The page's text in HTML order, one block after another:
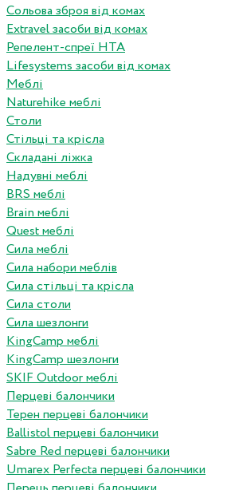
Сольова зброя від комах
Extravel засоби від комах
Репелент-спреї HTA
Lifesystems засоби від комах
Меблі
Naturehike меблі
Столи
Стільці та крісла
Складані ліжка
Надувні меблі
BRS меблі
Brain меблі
Quest меблі
Сила меблі
Сила набори меблів
Сила стільці та крісла
Сила столи
Сила шезлонги
KingCamp меблі
KingCamp шезлонги
SKIF Outdoor меблі
Перцеві балончики
Терен перцеві балончики
Ballistol перцеві балончики
Sabre Red перцеві балончики
Umarex Perfecta перцеві балончики